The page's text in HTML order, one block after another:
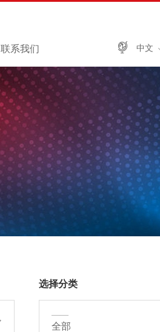
中文
联系我们
选择分类
——
全部